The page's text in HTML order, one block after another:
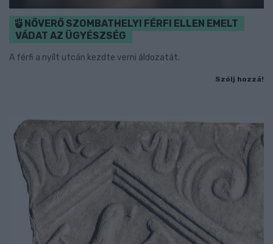
NŐVERŐ SZOMBATHELYI FÉRFI ELLEN EMELT
VÁDAT AZ ÜGYÉSZSÉG
A férfi a nyílt utcán kezdte verni áldozatát.
Szólj hozzá!